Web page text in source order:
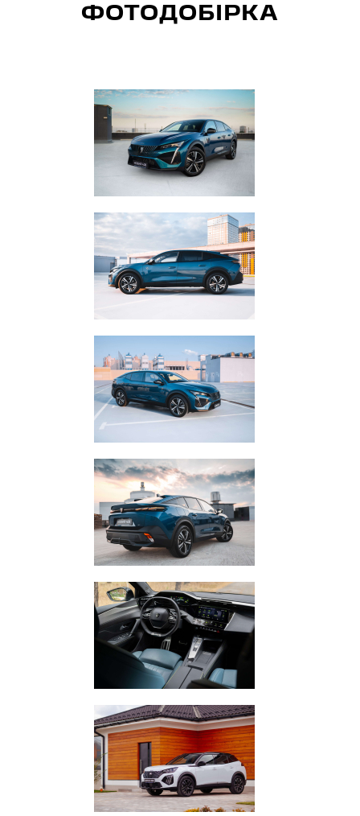
ФОТОДОБІРКА